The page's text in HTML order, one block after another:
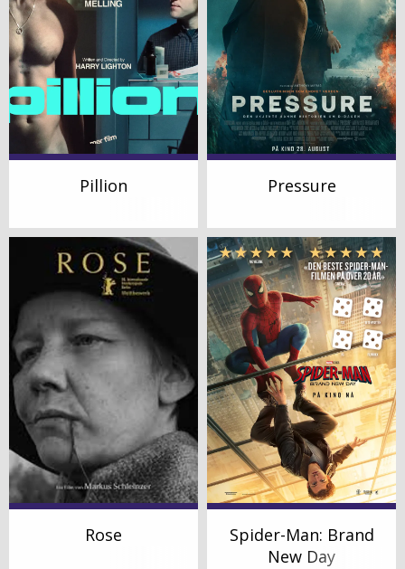
Pillion Pressure
Rose
Spider-Man: Brand
New Day